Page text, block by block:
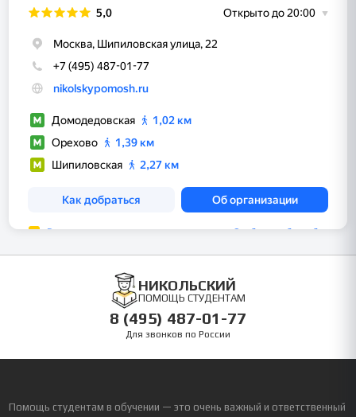
НИКОЛЬСКИЙ
ПОМОЩЬ СТУДЕНТАМ
8 (495) 487-01-77
Для звонков по России
Помощь студентам в обучении — это очень важный и ответственный